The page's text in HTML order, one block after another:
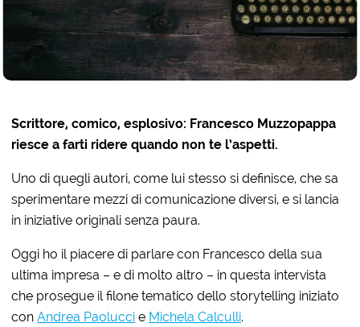
Scrittore, comico, esplosivo: Francesco Muzzopappa
riesce a farti ridere quando non te l’aspetti.
Uno di quegli autori, come lui stesso si definisce, che sa
sperimentare mezzi di comunicazione diversi, e si lancia
in iniziative originali senza paura.
Oggi ho il piacere di parlare con Francesco della sua
ultima impresa – e di molto altro – in questa intervista
che prosegue il filone tematico dello storytelling iniziato
conAndrea Paolucci e Michela Calculli.